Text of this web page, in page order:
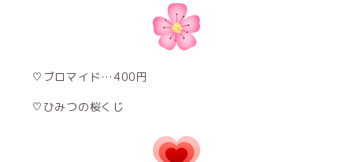
♡ブロマイド…400円
♡ひみつの桜くじ